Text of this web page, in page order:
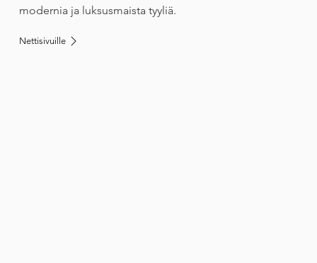
modernia ja luksusmaista tyyliä.
Nettisivuille